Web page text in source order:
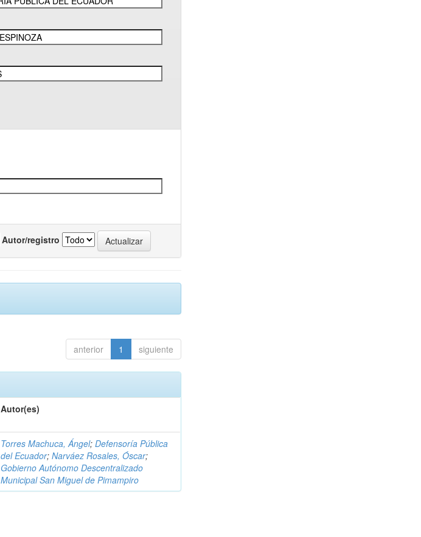
Autor/registro
anterior 1 siguiente
Autor(es)
Torres Machuca, Ángel;Defensoría Pública
del Ecuador;Narváez Rosales, Óscar;
Gobierno Autónomo Descentralizado
Municipal San Miguel de Pimampiro